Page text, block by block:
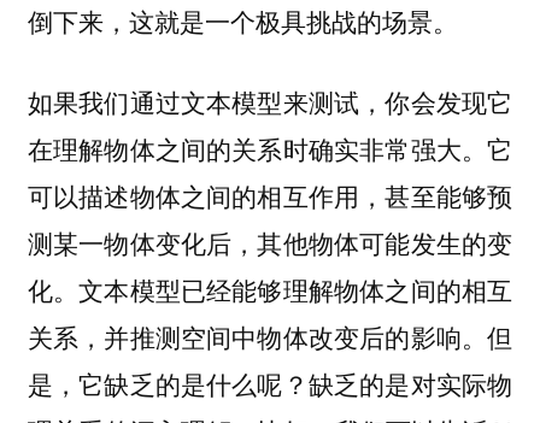
倒下来，这就是一个极具挑战的场景。
如果我们通过文本模型来测试，你会发现它
在理解物体之间的关系时确实非常强大。它
可以描述物体之间的相互作用，甚至能够预
测某一物体变化后，其他物体可能发生的变
化。文本模型已经能够理解物体之间的相互
关系，并推测空间中物体改变后的影响。但
是，它缺乏的是什么呢？缺乏的是对实际物